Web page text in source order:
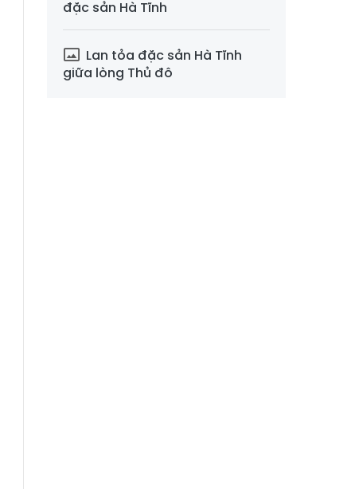
đặc sản Hà Tĩnh
Lan tỏa đặc sản Hà Tĩnh
giữa lòng Thủ đô